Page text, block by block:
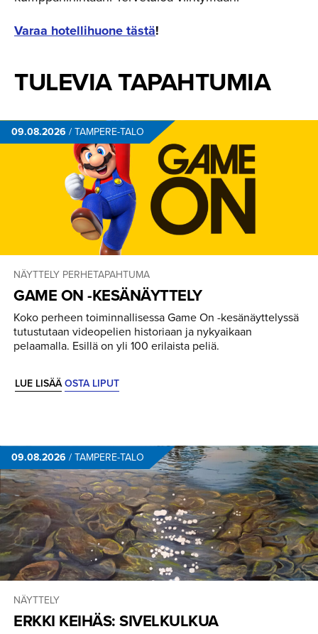
Varaa hotellihuone tästä!
TULEVIA TAPAHTUMIA
09.08.2026 /TAMPERE-TALO
NÄYTTELY PERHETAPAHTUMA
GAME ON -KESÄNÄYTTELY
Koko perheen toiminnallisessa Game On -kesänäyttelyssä
tutustutaan videopelien historiaan ja nykyaikaan
pelaamalla. Esillä on yli 100 erilaista peliä.
LUE LISÄÄOSTA LIPUT
09.08.2026 /TAMPERE-TALO
NÄYTTELY
ERKKI KEIHÄS: SIVELKULKUA